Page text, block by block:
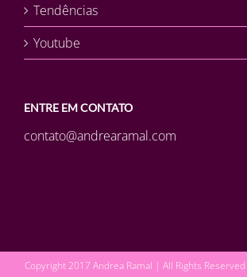
Tendências
Youtube
ENTRE EM CONTATO
contato@andrearamal.com
Copyright 2017 Andrea Ramal | All Rights